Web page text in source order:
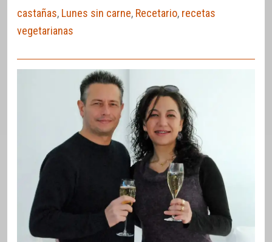
castañas, Lunes sin carne, Recetario, recetas
vegetarianas